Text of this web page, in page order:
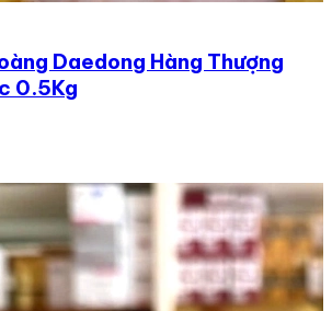
Daedong Hàng Thượng
0.5Kg